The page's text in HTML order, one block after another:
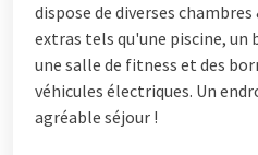
dispose de diverses
extras tels qu'une piscine, un
une salle de fitness et des
véhicules électriques. Un
agréable séjour !